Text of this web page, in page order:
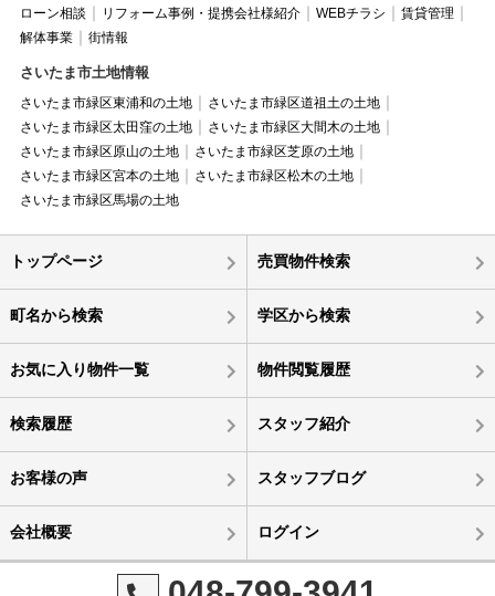
ローン相談 リフォーム事例・提携会社様紹介 WEBチラシ
賃貸管理
解体事業
街情報
さいたま市土地情報
さいたま市緑区東浦和の土地
さいたま市緑区道祖土の土地
さいたま市緑区太田窪の土地
さいたま市緑区大間木の土地
さいたま市緑区原山の土地
さいたま市緑区芝原の土地
さいたま市緑区宮本の土地
さいたま市緑区松木の土地
さいたま市緑区馬場の土地
トップページ 売買物件検索
町名から検索 学区から検索
お気に入り物件一覧 物件閲覧履歴
検索履歴 スタッフ紹介
お客様の声 スタッフブログ
会社概要 ログイン